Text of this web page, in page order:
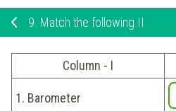
9. Match the following II
Column - I
1. Barometer